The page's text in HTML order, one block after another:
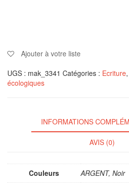
Ajouter à votre liste
UGS : mak_3341 Catégories : Ecriture,
écologiques
INFORMATIONS
AVIS (0)
Couleurs ARGENT, Noir